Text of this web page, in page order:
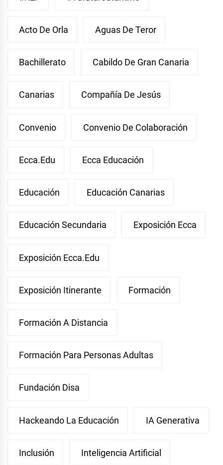
Acto De Orla Aguas De Teror
Bachillerato Cabildo De Gran Canaria
Canarias Compañía De Jesús
Convenio Convenio De Colaboración
Ecca.edu Ecca Educación
Educación Educación Canarias
Educación Secundaria Exposición Ecca
Exposición Ecca.edu
Exposición Itinerante Formación
Formación A Distancia
Formación Para Personas Adultas
Fundación Disa
Hackeando La Educación IA Generativa
Inclusión Inteligencia Artificial